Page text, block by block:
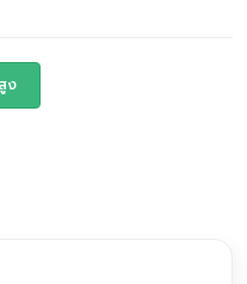
ง